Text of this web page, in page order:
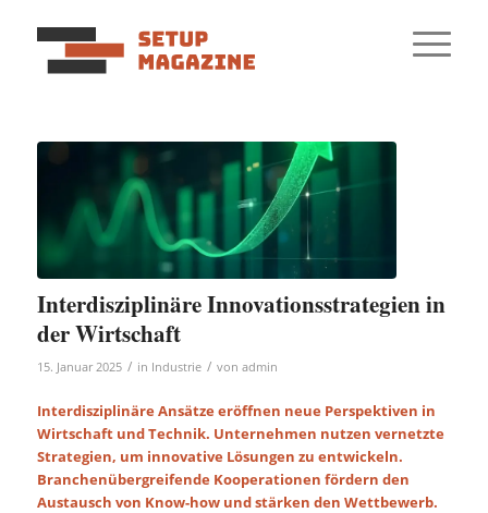
Interdisziplinäre Innovationsstrategien in
der Wirtschaft
15. Januar 2025 / in Industrie / von admin
Interdisziplinäre Ansätze eröffnen neue Perspektiven in
Wirtschaft und Technik. Unternehmen nutzen vernetzte
Strategien, um innovative Lösungen zu entwickeln.
Branchenübergreifende Kooperationen fördern den
Austausch von Know-how und stärken den Wettbewerb.